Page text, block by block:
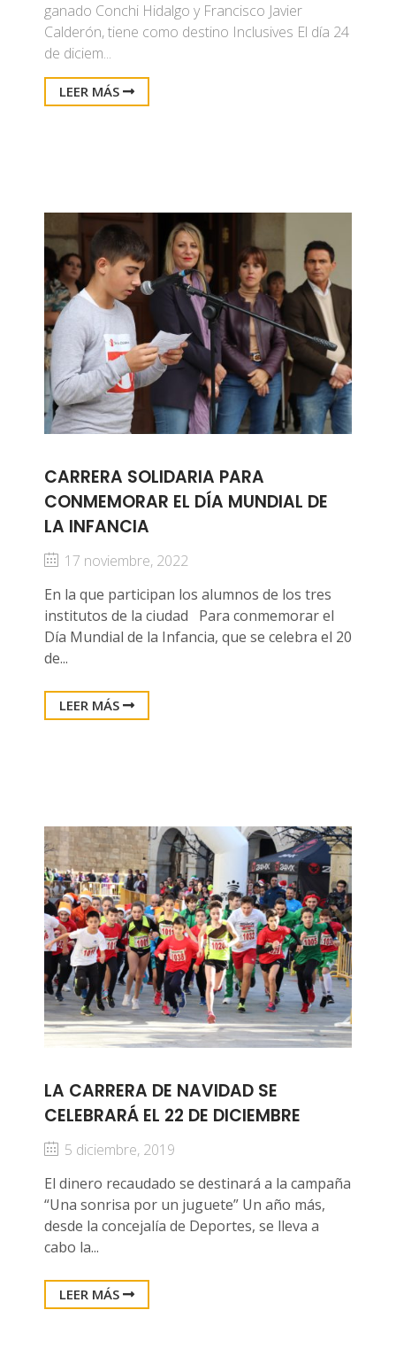
ganado Conchi Hidalgo y Francisco Javier
Calderón, tiene como destino Inclusives El día 24
de diciem...
LEER MÁS
CARRERA SOLIDARIA PARA
CONMEMORAR EL DÍA MUNDIAL DE
LA INFANCIA
17 noviembre, 2022
En la que participan los alumnos de los tres
institutos de la ciudad Para conmemorar el
Día Mundial de la Infancia, que se celebra el 20
de...
LEER MÁS
LA CARRERA DE NAVIDAD SE
CELEBRARÁ EL 22 DE DICIEMBRE
5 diciembre, 2019
El dinero recaudado se destinará a la campaña
“Una sonrisa por un juguete” Un año más,
desde la concejalía de Deportes, se lleva a
cabo la...
LEER MÁS